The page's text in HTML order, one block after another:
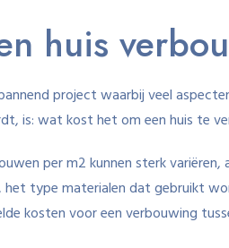
huis
project waarbij veel
is: wat kost het om een huis te
per m2 kunnen sterk
het type materialen dat gebruikt
kosten voor een verbouwing